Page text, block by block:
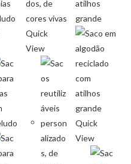
Quick
View
Quick
View